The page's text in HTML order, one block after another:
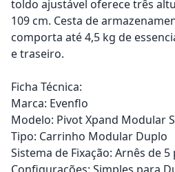
toldo ajustável oferece três
109 cm. Cesta de
comporta até 4,5 kg de
e traseiro.
Ficha Técnica:
Marca: Evenflo
Modelo: Pivot Xpand Modular
Tipo: Carrinho Modular Duplo
Sistema de Fixação: Arnês de